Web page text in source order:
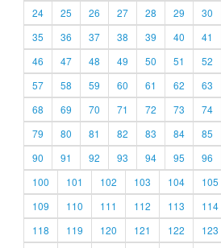
24
25 26 27 28 29 30
35
36 37 38 39 40 41
46
47 48 49 50 51 52
57
58 59 60 61 62 63
68
69 70 71 72 73 74
79
80 81 82 83 84 85
90
91 92 93 94 95 96
100
101 102 103 104 105
109
110 111 112 113 114
118
119 120 121 122 123